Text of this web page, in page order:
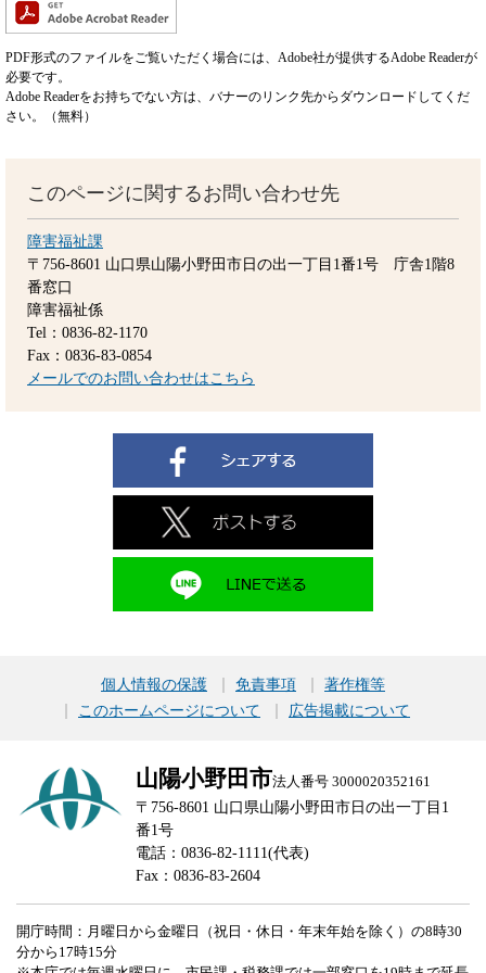
PDF形式のファイルをご覧いただく場合には、Adobe社が提供するAdobe Readerが
必要です。
Adobe Readerをお持ちでない方は、バナーのリンク先からダウンロードしてくだ
さい。（無料）
このページに関するお問い合わせ先
障害福祉課
〒756-8601 山口県山陽小野田市日の出一丁目1番1号 庁舎1階8
番窓口
障害福祉係
Tel：0836-82-1170
Fax：0836-83-0854
メールでのお問い合わせはこちら
個人情報の保護 免責事項
著作権等
このホームページについて
広告掲載について
山陽小野田市法人番号 3000020352161
〒756-8601 山口県山陽小野田市日の出一丁目1
番1号
電話：0836-82-1111(代表)
Fax：0836-83-2604
開庁時間：月曜日から金曜日（祝日・休日・年末年始を除く）の8時30
分から17時15分